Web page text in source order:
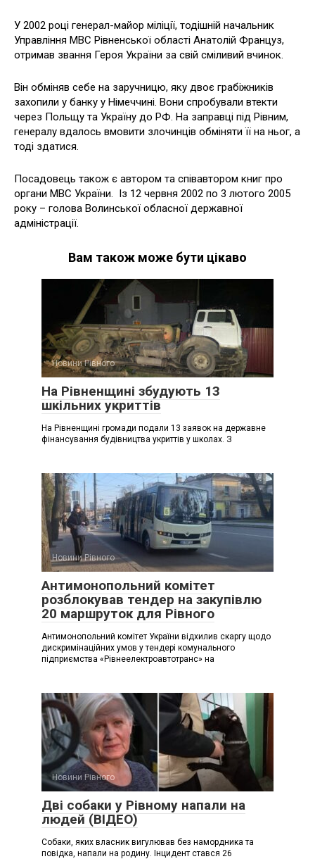
У 2002 році генерал-майор міліції, тодішній начальник
Управління МВС Рівненської області Анатолій Француз,
отримав звання Героя України за свій сміливий вчинок.
Він обміняв себе на заручницю, яку двоє грабіжників
захопили у банку у Німеччині. Вони спробували втекти
через Польщу та Україну до РФ. На заправці під Рівним,
генералу вдалось вмовити злочинців обміняти її на ньог, а
тоді здатися.
Посадовець також є автором та співавтором книг про
органи МВС України. Із 12 червня 2002 по 3 лютого 2005
року – голова Волинської обласної державної
адміністрації.
Вам також може бути цікаво
Новини Рівного
На Рівненщині збудують 13
шкільних укриттів
На Рівненщині громади подали 13 заявок на державне
фінансування будівництва укриттів у школах. З
Новини Рівного
Антимонопольний комітет
розблокував тендер на закупівлю
20 маршруток для Рівного
Антимонопольний комітет України відхилив скаргу щодо
дискримінаційних умов у тендері комунального
підприємства «Рівнеелектроавтотранс» на
Новини Рівного
Дві собаки у Рівному напали на
людей (ВІДЕО)
Собаки, яких власник вигулював без намордника та
повідка, напали на родину. Інцидент стався 26